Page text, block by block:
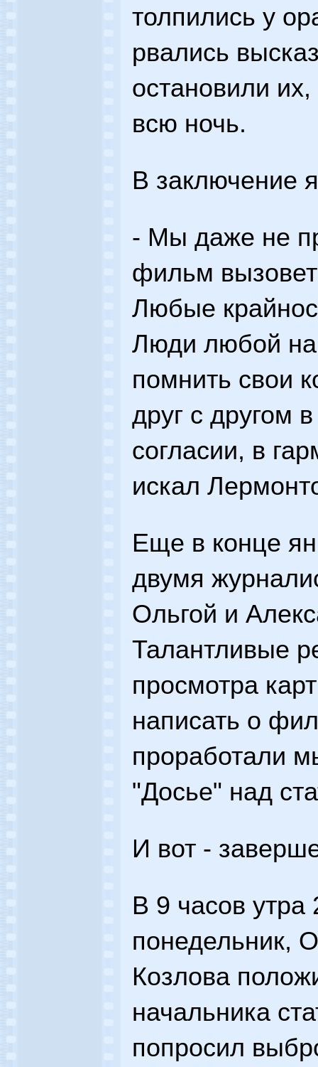
толпились у
рвались
остановили
всю ночь.
В заключение
- Мы даже не
фильм вызовет
Любые
Люди любой
помнить свои
друг с другом
согласии, в
искал
Еще в конце
двумя
Ольгой и
Талантливые
просмотра
написать о
проработали
"Досье" над
И вот -
В 9 часов
понедельник,
Козлова
начальника
попросил